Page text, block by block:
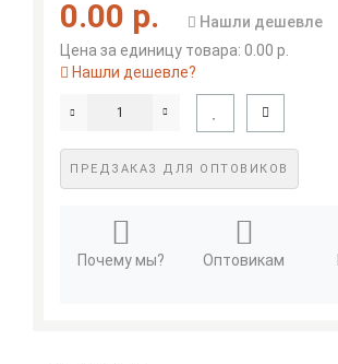
0.00 р.
Нашли дешевле
Цена за единицу товара: 0.00 р.
Нашли дешевле?
ПРЕДЗАКАЗ ДЛЯ ОПТОВИКОВ
Почему мы? Оптовикам